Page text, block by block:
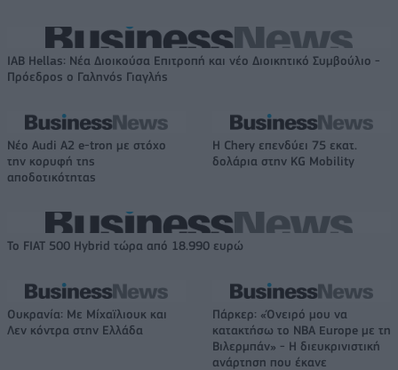
IAB Hellas: Νέα Διοικούσα Επιτροπή και νέο Διοικητικό Συμβούλιο -
Πρόεδρος ο Γαληνός Γιαγλής
Νέο Audi A2 e-tron με στόχο
την κορυφή της
αποδοτικότητας
Η Chery επενδύει 75 εκατ.
δολάρια στην KG Mobility
Το FIAT 500 Hybrid τώρα από 18.990 ευρώ
Ουκρανία: Με Μίχαϊλιουκ και
Λεν κόντρα στην Ελλάδα
Πάρκερ: «Όνειρό μου να
κατακτήσω το ΝΒΑ Europe με τη
Βιλερμπάν» - Η διευκρινιστική
ανάρτηση που έκανε